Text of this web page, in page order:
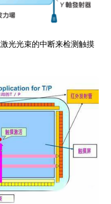
光光束的中断来检测触摸